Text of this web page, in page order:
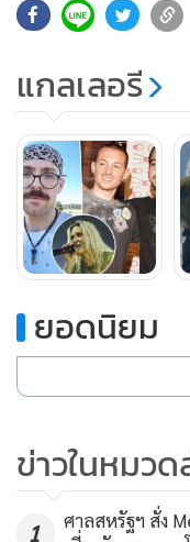
ลูกชายคนโตของ เชสเ
ทั้งบิกซ์เลอร์-ซาวาลาแ
ต่อมาสเตอร์สัน
เจมียังกล่าวเพิ่มเติมว่
แกลเลอรี
ยอดนิยม
ข่าวในหมว
1
ศาลสหรัฐฯ สั่ง